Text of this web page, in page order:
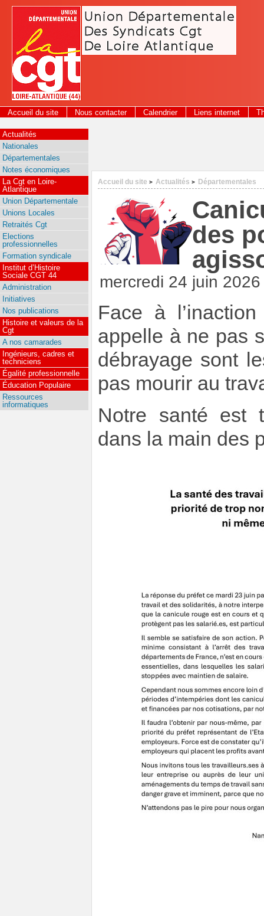
Panneau de gestion des cookies
Accueil du site Nous contacter Calendrier Liens internet
2026
Accueil du site > Actualités > Départementales
des
mercredi 24 juin 2026
Face à
appelle à ne pas
débrayage sont
pas mourir au
Notre santé est
dans la main des
Actualités
Nationales
Départementales
Notes économiques
La Cgt en Loire-
Atlantique
Union Départementale
Unions Locales
Retraités Cgt
Elections
professionnelles
Formation syndicale
Institut d’Histoire
Sociale CGT 44
Administration
Initiatives
Nos publications
Histoire et valeurs de la
Cgt
A nos camarades
Ingénieurs, cadres et
techniciens
Égalité professionnelle
Éducation Populaire
Ressources
informatiques